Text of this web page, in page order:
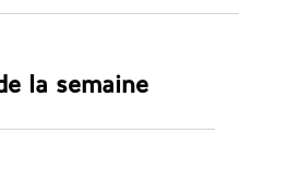
la semaine